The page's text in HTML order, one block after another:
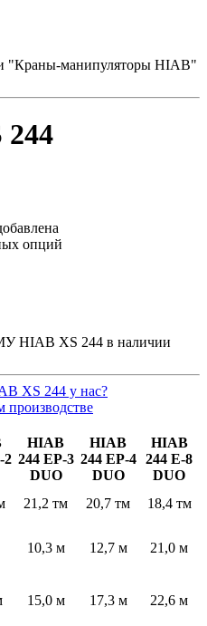
"Краны-манипуляторы HIAB"
опций
HIAB XS 244 в наличии
XS 244 у нас?
производстве
2
HIAB
244 EP-3
DUO
HIAB
244 EP-4
DUO
HIAB
244 E-8
DUO
21,2 тм 20,7 тм
18,4 тм
10,3 м 12,7 м 21,0 м
15,0 м 17,3 м 22,6 м